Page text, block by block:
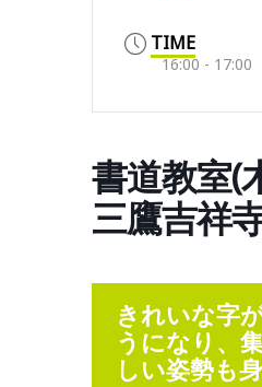
TIME
16:00 - 17:00
書道教室(
三鷹吉祥
きれいな字
うになり、
しい姿勢も